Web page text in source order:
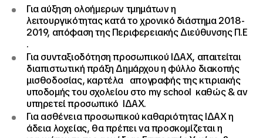
Για αύξηση ολοήμερων τμημάτων η
λειτουργικότητας κατά το χρονικό διάστημα 2018-
2019, απόφαση της Περιφερειακής Διεύθυνσης Π.Ε
.
Για συνταξιοδότηση προσωπικού ΙΔΑΧ, απαιτείται
διαπιστωτική πράξη Δημάρχου η φύλλο διακοπής
μισθοδοσίας, καρτέλα απογραφής της κτιριακής
υποδομής του σχολείου στο my school καθώς & αν
υπηρετεί προσωπικό ΙΔΑΧ.
Για ασθένεια προσωπικού καθαριότητας ΙΔΑΧ η
άδεια λοχείας, θα πρέπει να προσκομίζεται η